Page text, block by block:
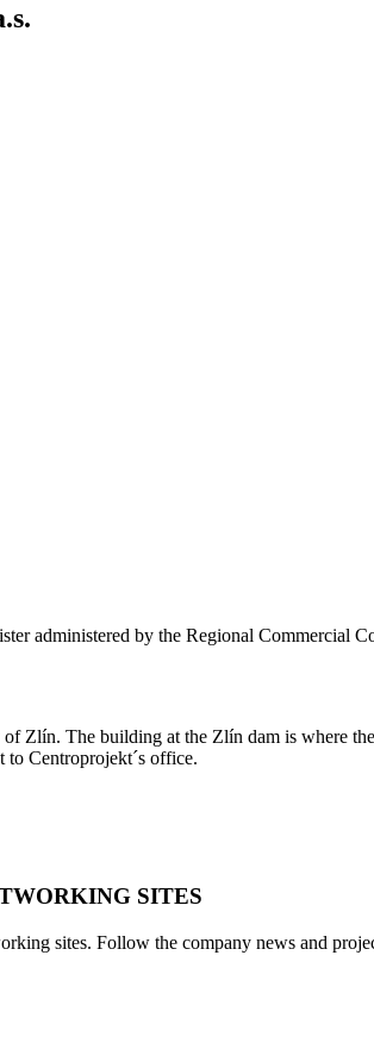
administered by the Regional Commercial
Zlín. The building at the Zlín dam is where
to Centroprojekt´s office.
SITES
sites. Follow the company news and